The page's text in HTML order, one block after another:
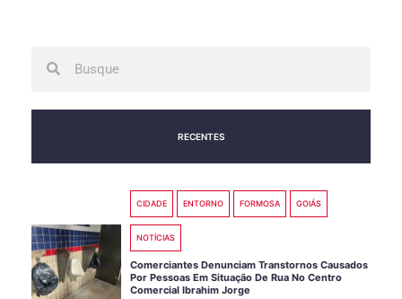
RECENTES
CIDADE ENTORNO FORMOSA GOIÁS
NOTÍCIAS
Comerciantes Denunciam Transtornos Causados
Por Pessoas Em Situação De Rua No Centro
Comercial Ibrahim Jorge